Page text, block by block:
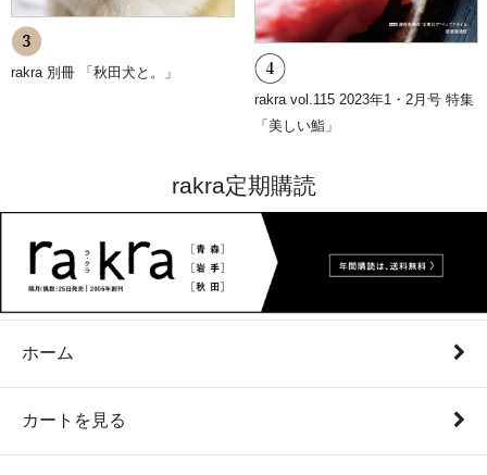
rakra 別冊 「秋田犬と。」
rakra vol.115 2023年1・2月号 特集
「美しい鮨」
rakra定期購読
ホーム
カートを見る